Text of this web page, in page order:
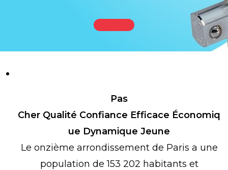
Pas
Cher Qualité Confiance Efficace Économiq
ue Dynamique Jeune
Le onzième arrondissement de Paris a une
population de 153 202 habitants et